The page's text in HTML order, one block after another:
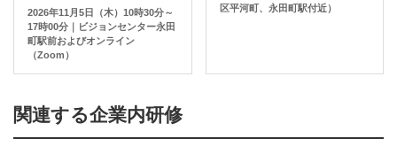
2026年11月5日（木）10時30分～
17時00分｜ビジョンセンター永田
町駅前およびオンライン
（Zoom）
区平河町、永田町駅付近）
関連する企業内研修